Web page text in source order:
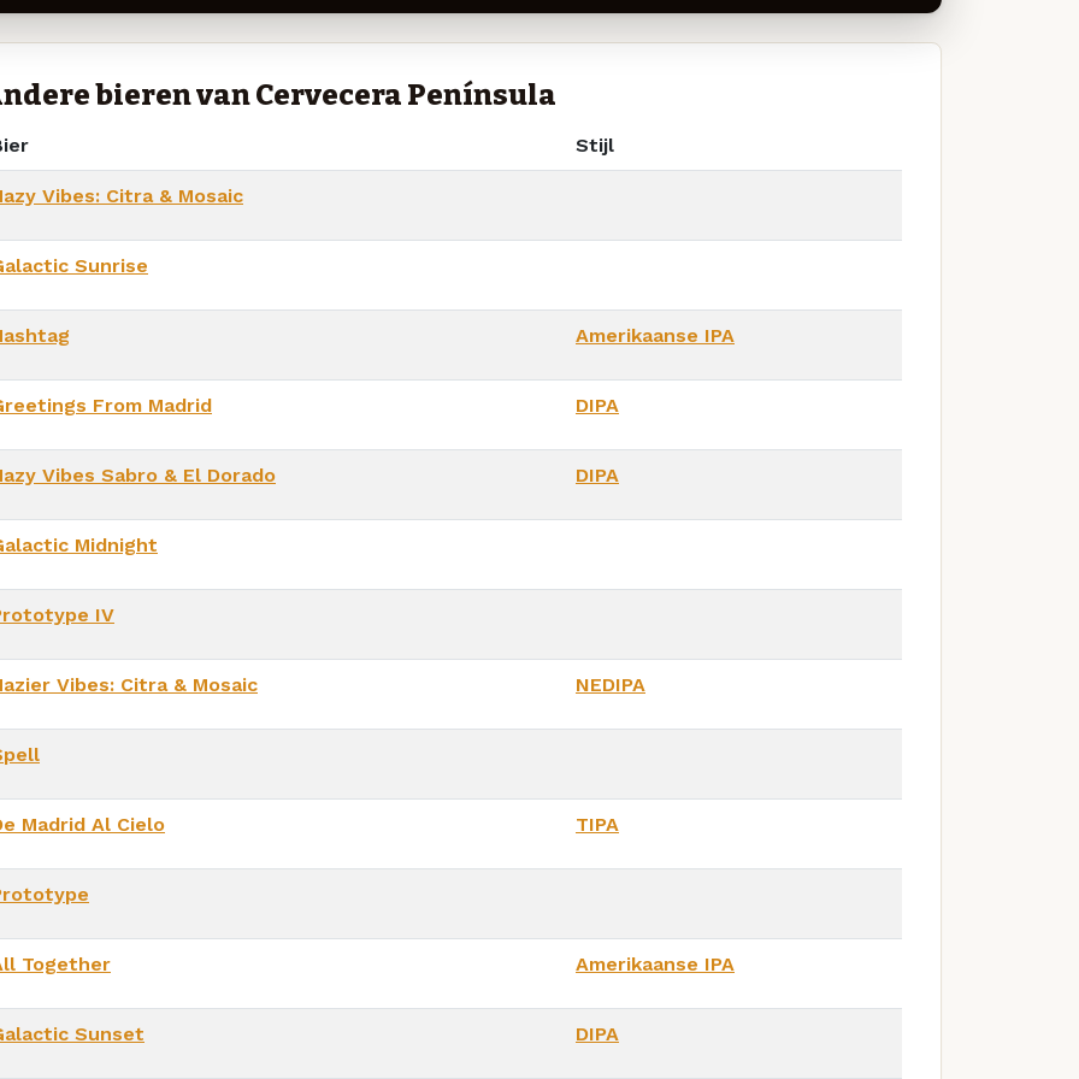
bieren van Cervecera Península
Stijl
Vibes: Citra & Mosaic
Sunrise
Amerikaanse IPA
From Madrid DIPA
Vibes Sabro & El Dorado DIPA
Midnight
IV
Vibes: Citra & Mosaic NEDIPA
Madrid Al Cielo TIPA
Together Amerikaanse IPA
Sunset DIPA